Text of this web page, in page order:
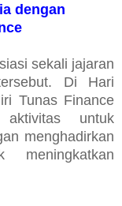
dengan
sekali jajaran
Di Hari
Tunas Finance
untuk
menghadirkan
meningkatkan